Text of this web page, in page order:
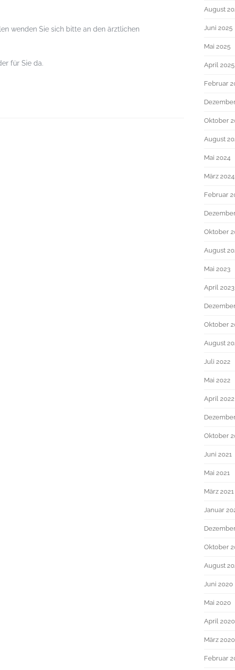
wenden Sie sich bitte an den ärztlichen
für Sie da.
August
Juni 2025
Mai 2025
April 2025
Februar
Oktober
August
Mai 2024
März 2024
Februar
Oktober
August
Mai 2023
April 2023
Oktober
August
Juli 2022
Mai 2022
April 2022
Oktober
Juni 2021
Mai 2021
März 2021
Januar
Oktober
August
Juni 2020
Mai 2020
April 2020
März 2020
Februar